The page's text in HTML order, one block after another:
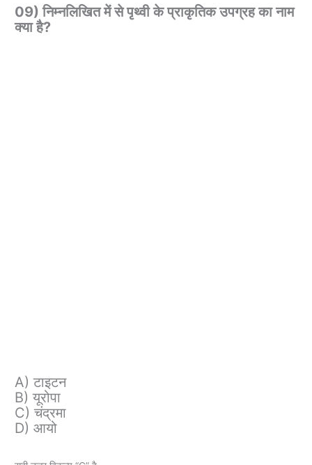
09) निम्नलिखित में से पृथ्वी के प्राकृतिक उपग्रह का नाम
क्या है?
A) टाइटन
B) यूरोपा
C) चंद्रमा
D) आयो